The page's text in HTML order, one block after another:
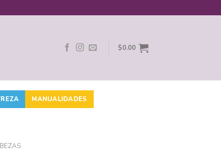
$0.00
MANUALIDADES